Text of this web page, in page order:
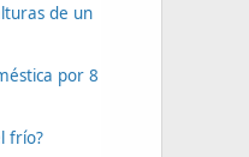
de un
por 8
frío?